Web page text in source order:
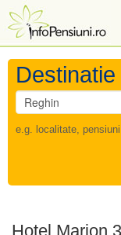
Destinatie
e.g. localitate,
Hotel Marion